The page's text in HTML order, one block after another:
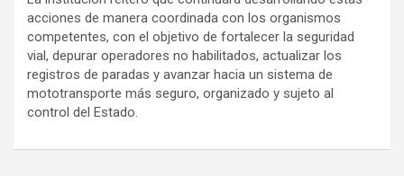
acciones de manera coordinada con los organismos
competentes, con el objetivo de fortalecer la seguridad
vial, depurar operadores no habilitados, actualizar los
registros de paradas y avanzar hacia un sistema de
mototransporte más seguro, organizado y sujeto al
control del Estado.